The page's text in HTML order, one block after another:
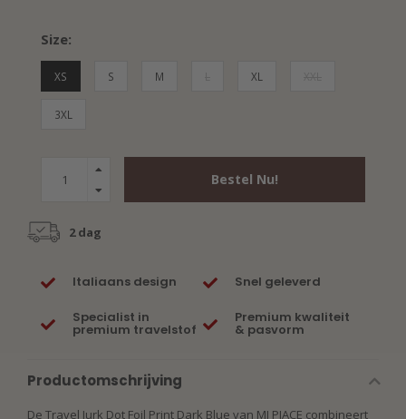
Size:
XS S M XL
3XL
Bestel Nu!
2 dag
Italiaans design Snel geleverd
Specialist in
premium travelstof
Premium kwaliteit
& pasvorm
Productomschrijving
De Travel Jurk Dot Foil Print Dark Blue van MI PIACE combineert